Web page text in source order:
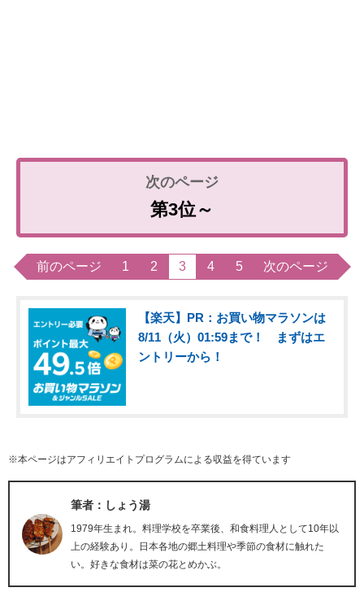
第3位～
前のページ 1 2 3 4 5 次のページ
【楽天】PR：お買い物マラソンは
8/11（火）01:59まで！ まずはエ
ントリーから！
※本ページはアフィリエイトプログラムによる収益を得ています
筆者：しょう湯
1979年生まれ。料理学校を卒業後、和食料理人として10年以
上の経験あり。日本各地の郷土料理や季節の食材に触れた
い。好きな食材は菜の花とめかぶ。